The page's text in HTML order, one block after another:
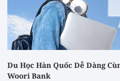
Du Học Hàn Quốc Dễ Dàng
Woori Bank